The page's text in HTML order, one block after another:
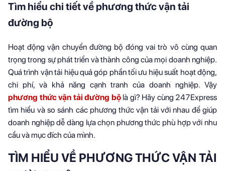
Tìm hiểu chi tiết về phương thức vận tải
đường bộ
Hoạt động vận chuyển đường bộ đóng vai trò vô cùng quan
trọng trong sự phát triển và thành công của mọi doanh nghiệp.
Quá trình vận tải hiệu quả góp phần tối ưu hiệu suất hoạt động,
chi phí, và khả năng cạnh tranh của doanh nghiệp. Vậy
phương thức vận tải đường bộlà gì? Hãy cùng 247Express
tìm hiểu và so sánh các phương thức vận tải với nhau để giúp
doanh nghiệp dễ dàng lựa chọn phương thức phù hợp với nhu
cầu và mục đích của mình.
TÌM HIỂU VỀ PHƯƠNG THỨC VẬN TẢI